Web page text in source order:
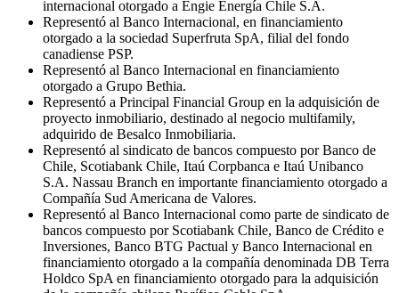
internacional otorgado a Engie Energía Chile S.A.
Representó al Banco Internacional, en financiamiento
otorgado a la sociedad Superfruta SpA, filial del fondo
canadiense PSP.
Representó al Banco Internacional en financiamiento
otorgado a Grupo Bethia.
Representó a Principal Financial Group en la adquisición de
proyecto inmobiliario, destinado al negocio multifamily,
adquirido de Besalco Inmobiliaria.
Representó al sindicato de bancos compuesto por Banco de
Chile, Scotiabank Chile, Itaú Corpbanca e Itaú Unibanco
S.A. Nassau Branch en importante financiamiento otorgado a
Compañía Sud Americana de Valores.
Representó al Banco Internacional como parte de sindicato de
bancos compuesto por Scotiabank Chile, Banco de Crédito e
Inversiones, Banco BTG Pactual y Banco Internacional en
financiamiento otorgado a la compañía denominada DB Terra
Holdco SpA en financiamiento otorgado para la adquisición